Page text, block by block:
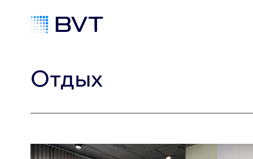
Отдых